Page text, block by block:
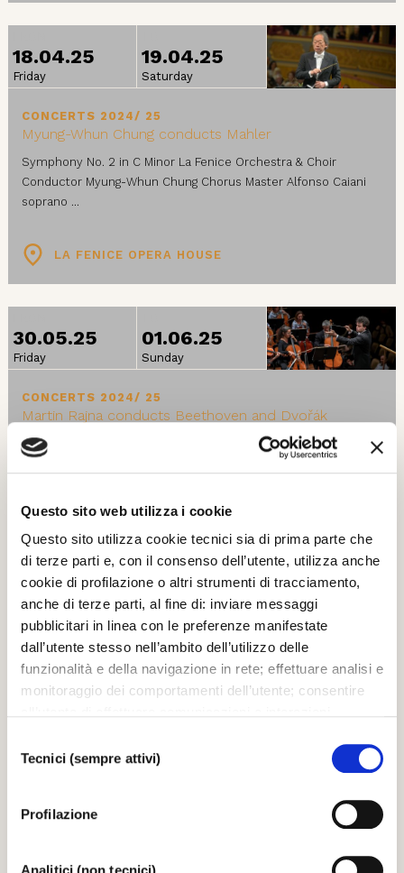
Questo sito web utilizza i cookie
Questo sito utilizza cookie tecnici sia di prima parte che
di terze parti e, con il consenso dell’utente, utilizza anche
cookie di profilazione o altri strumenti di tracciamento,
anche di terze parti, al fine di: inviare messaggi
pubblicitari in linea con le preferenze manifestate
dall’utente stesso nell’ambito dell’utilizzo delle
funzionalità e della navigazione in rete; effettuare analisi e
monitoraggio dei comportamenti dell’utente; consentire
TUTTI”, l’utente acconsente all’uso di tutti i cookie non
tecnici, inclusi quindi quelli di profilazione, analitici e
social. Il consenso è facoltativo e può essere revocato in
qualsiasi momento. Se l’utente desidera modificare le
sinistra dello schermo. Per sapere di più sui cookie che
delTecnici (sempre attivi)
Profilazione
Analitici (non tecnici)
18.04.25
Friday
19.04.25
Saturday
CONCERTS 2024/ 25
Myung-Whun Chung conducts Mahler
Symphony No. 2 in C Minor La Fenice Orchestra & Choir
Conductor Myung-Whun Chung Chorus Master Alfonso Caiani
soprano ...
LA FENICE OPERA HOUSE
30.05.25
Friday
01.06.25
Sunday
CONCERTS 2024/ 25
Martin Rajna conducts Beethoven and Dvořák
La Fenice Orchestra conductor Martin Rajna The Concert lasts
LA FENICE OPERA HOUSE
FROM
07.06.25
Saturday
TO
08.06.25
Sunday
Manlio Benzi conducts Chopin and Sibelius
27.06.25 29.06.25